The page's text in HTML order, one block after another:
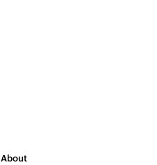
About